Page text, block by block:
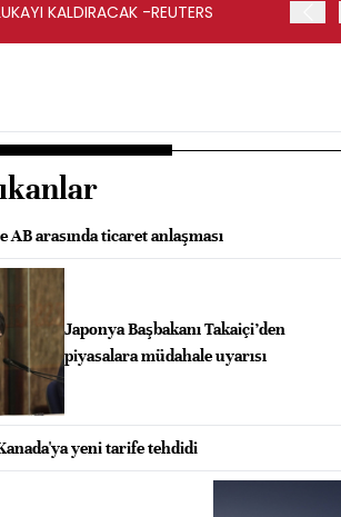
KALDIRACAK -REUTERS
AB arasında ticaret anlaşması
Japonya Başbakanı Takaiçi’den
piyasalara müdahale uyarısı
yeni tarife tehdidi